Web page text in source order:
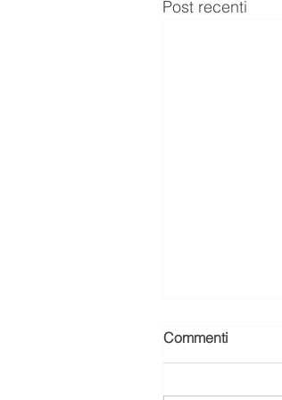
Post recenti
Commenti